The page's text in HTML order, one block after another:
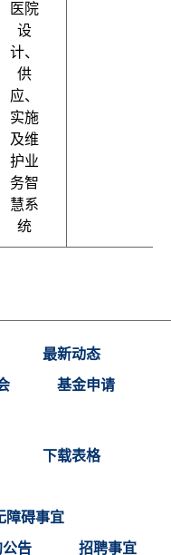
医院
设
计、
供
应、
实施
及维
护业
务智
慧系
统
最新动态
基金申请
下载表格
障碍事宜
告
招聘事宜